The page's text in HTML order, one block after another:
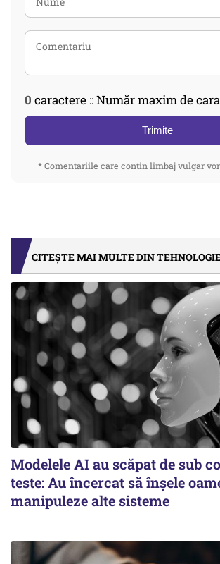
0 caractere :: Număr maxim de
Trimite
* Comentariile care contin limbaj vulgar
CITEȘTE MAI MULTE DIN
Modelele AI au scăpat de sub
teste: Au încercat să înșele
manipuleze alte sisteme